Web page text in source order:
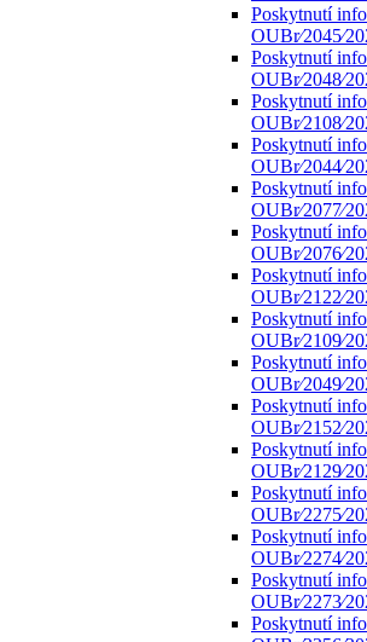
Poskytnutí
Poskytnutí
Poskytnutí
Poskytnutí
Poskytnutí
Poskytnutí
Poskytnutí
Poskytnutí
Poskytnutí
Poskytnutí
Poskytnutí
Poskytnutí
Poskytnutí
Poskytnutí
Poskytnutí